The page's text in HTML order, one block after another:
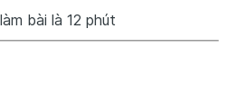
bài là 12 phút